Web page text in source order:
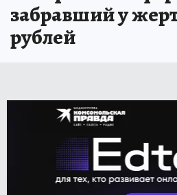
забравший у
рублей